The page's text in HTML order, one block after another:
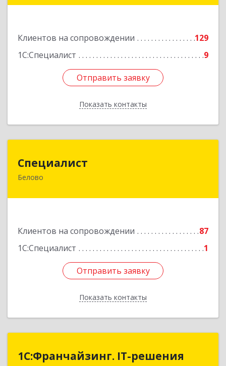
Клиентов на сопровождении
129
1С:Специалист
9
Отправить заявку
Показать контакты
Подробнее
Отправить заявку
Назад
Специалист
Белово
Клиентов на сопровождении
87
1С:Специалист
1
Отправить заявку
Показать контакты
Кемеровская обл, Белово г, Ленина ул, дом №
Отправить заявку
Назад
1С:Франчайзинг. IT-решения
1С:Франчайзинг. IT-решения